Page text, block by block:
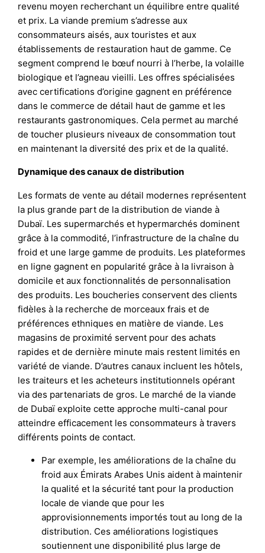
revenu moyen recherchant un équilibre entre qualité
et prix. La viande premium s’adresse aux
consommateurs aisés, aux touristes et aux
établissements de restauration haut de gamme. Ce
segment comprend le bœuf nourri à l’herbe, la volaille
biologique et l’agneau vieilli. Les offres spécialisées
avec certifications d’origine gagnent en préférence
dans le commerce de détail haut de gamme et les
restaurants gastronomiques. Cela permet au marché
de toucher plusieurs niveaux de consommation tout
en maintenant la diversité des prix et de la qualité.
Dynamique des canaux de distribution
Les formats de vente au détail modernes représentent
la plus grande part de la distribution de viande à
Dubaï. Les supermarchés et hypermarchés dominent
grâce à la commodité, l’infrastructure de la chaîne du
froid et une large gamme de produits. Les plateformes
en ligne gagnent en popularité grâce à la livraison à
domicile et aux fonctionnalités de personnalisation
des produits. Les boucheries conservent des clients
fidèles à la recherche de morceaux frais et de
préférences ethniques en matière de viande. Les
magasins de proximité servent pour des achats
rapides et de dernière minute mais restent limités en
variété de viande. D’autres canaux incluent les hôtels,
les traiteurs et les acheteurs institutionnels opérant
via des partenariats de gros. Le marché de la viande
de Dubaï exploite cette approche multi-canal pour
atteindre efficacement les consommateurs à travers
différents points de contact.
Par exemple, les améliorations de la chaîne du
froid aux Émirats Arabes Unis aident à maintenir
la qualité et la sécurité tant pour la production
locale de viande que pour les
approvisionnements importés tout au long de la
distribution. Ces améliorations logistiques
soutiennent une disponibilité plus large de